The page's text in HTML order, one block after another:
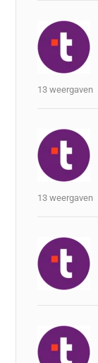
13 weergaven
13 weergaven